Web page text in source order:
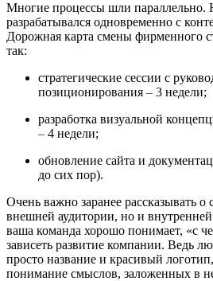
Многие процессы шли параллельно.
разрабатывался одновременно с
Дорожная карта смены фирменного
так:
стратегические сессии с
позиционирования – 3 недели;
разработка визуальной
– 4 недели;
обновление сайта и
до сих пор).
Очень важно заранее рассказывать о
внешней аудитории, но и
ваша команда хорошо понимает, «‎с
зависеть развитие компании. Ведь
просто название и красивый
понимание смыслов, заложенных в